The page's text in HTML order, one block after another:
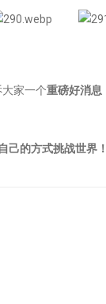
家一个重磅好消息
的方式挑战世界！